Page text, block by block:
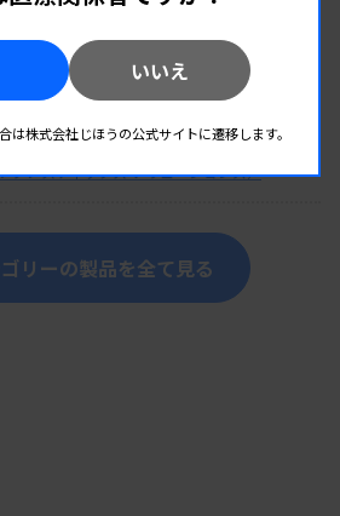
グノスティックス ソリューションズ）
トラ™ InoqulA
グノスティックス ソリューションズ）
リーの製品を全て見る
いいえ
株式会社じほうの公式サイトに遷移します。